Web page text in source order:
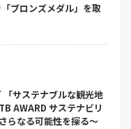
ブロンズメダル」を取
「サステナブルな観光地
AWARD サステナビリ
らなる可能性を探る～